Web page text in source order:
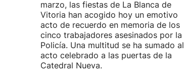
marzo, las fiestas de La Blanca de
Vitoria han acogido hoy un emotivo
acto de recuerdo en memoria de los
cinco trabajadores asesinados por la
Policía. Una multitud se ha sumado al
acto celebrado a las puertas de la
Catedral Nueva.